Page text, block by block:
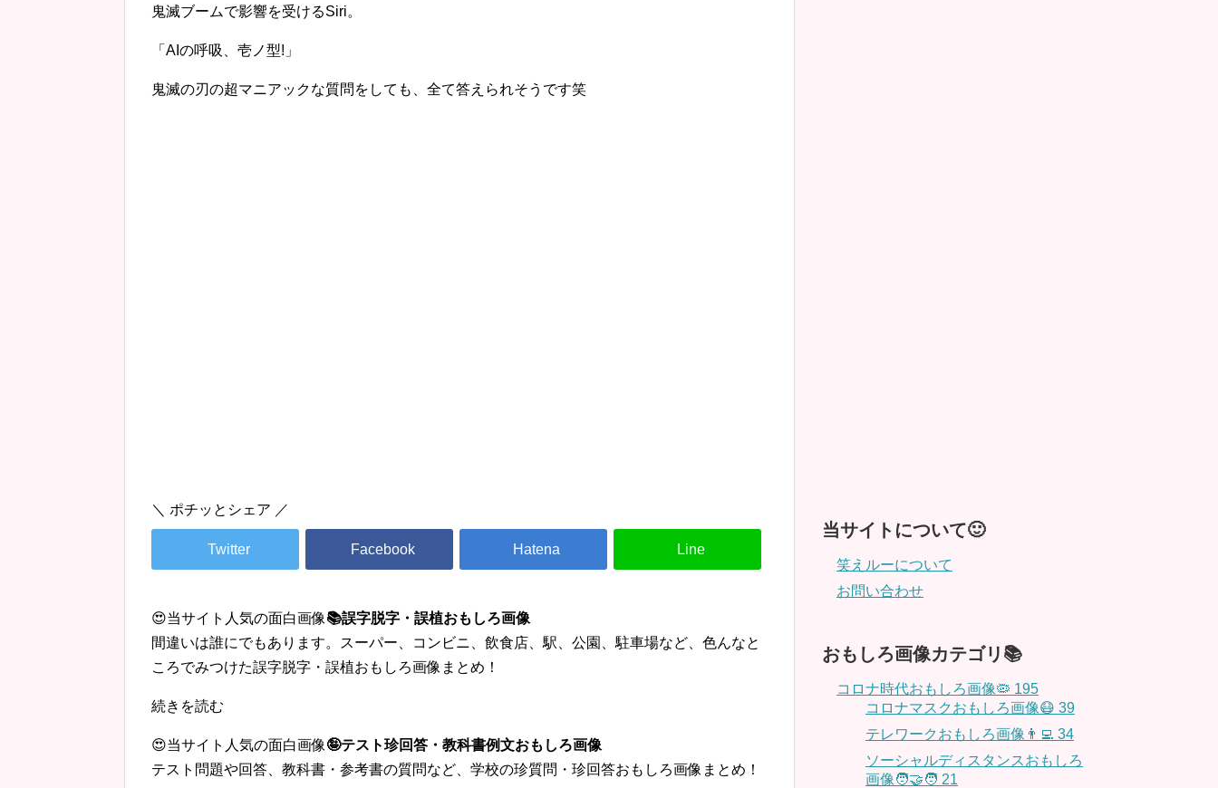
鬼滅ブームで影響を受けるSiri。
「AIの呼吸、壱ノ型!」
鬼滅の刃の超マニアックな質問をしても、全て答えられそうです笑
＼ ポチッとシェア ／
😍当サイト人気の面白画像📚誤字脱字・誤植おもしろ画像
間違いは誰にでもあります。スーパー、コンビニ、飲食店、駅、公園、駐車場など、色んなと
ころでみつけた誤字脱字・誤植おもしろ画像まとめ！
続きを読む
😍当サイト人気の面白画像🤪テスト珍回答・教科書例文おもしろ画像
テスト問題や回答、教科書・参考書の質問など、学校の珍質問・珍回答おもしろ画像まとめ！
当サイトについて🙂
笑えルーについて
お問い合わせ
おもしろ画像カテゴリ📚
コロナ時代おもしろ画像🦠 195
コロナマスクおもしろ画像😷 39
テレワークおもしろ画像👨‍💻 34
ソーシャルディスタンスおもしろ
画像🧑‍🤝‍🧑 21